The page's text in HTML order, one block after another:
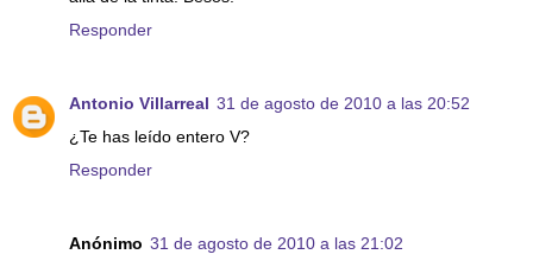
Responder
Antonio Villarreal 31 de agosto de 2010 a las 20:52
¿Te has leído entero V?
Responder
Anónimo 31 de agosto de 2010 a las 21:02